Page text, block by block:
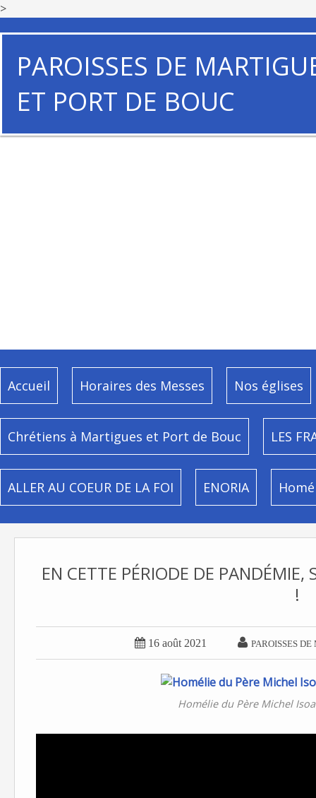
>
PAROISSES DE
ET PORT DE BOUC
Accueil Horaires des Messes Nos églises
Chrétiens à Martigues et Port de Bouc LES
ALLER AU COEUR DE LA FOI ENORIA
EN CETTE PÉRIODE DE
!
 16 août 2021  PAROISSES
Homélie du Père Michel